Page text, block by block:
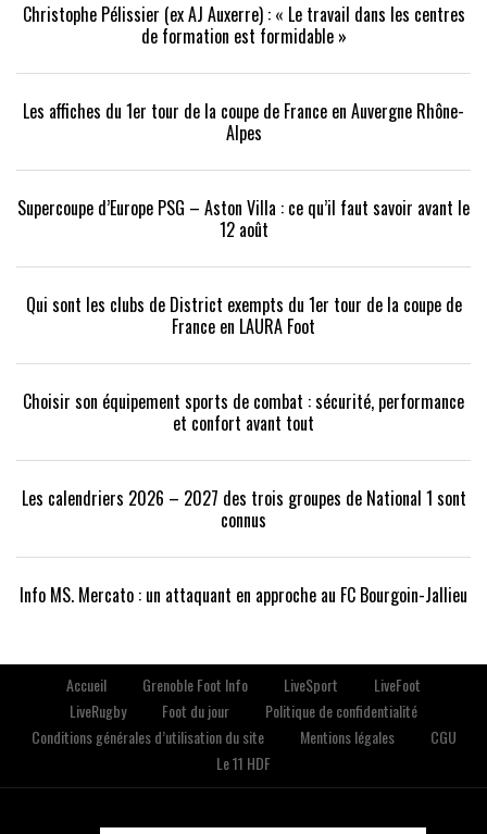
Christophe Pélissier (ex AJ Auxerre) : « Le travail dans les centres
de formation est formidable »
Les affiches du 1er tour de la coupe de France en Auvergne Rhône-
Alpes
Supercoupe d’Europe PSG – Aston Villa : ce qu’il faut savoir avant le
12 août
Qui sont les clubs de District exempts du 1er tour de la coupe de
France en LAURA Foot
Choisir son équipement sports de combat : sécurité, performance
et confort avant tout
Les calendriers 2026 – 2027 des trois groupes de National 1 sont
connus
Info MS. Mercato : un attaquant en approche au FC Bourgoin-Jallieu
Accueil Grenoble Foot Info LiveSport
LiveFoot
LiveRugby
Foot du jour
Politique de confidentialité
Conditions générales d’utilisation du site
Mentions légales
CGU
Le 11 HDF